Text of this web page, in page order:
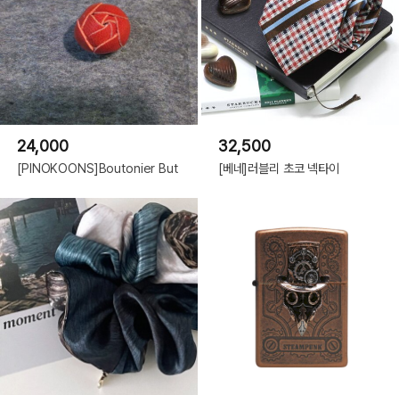
24,000
[PINOKOONS]Boutonier But
32,500
[베네]러블리 초코 넥타이